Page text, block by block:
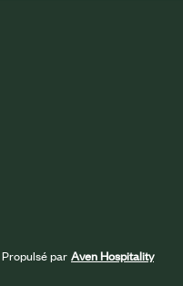
Propulsé par Aven Hospitality